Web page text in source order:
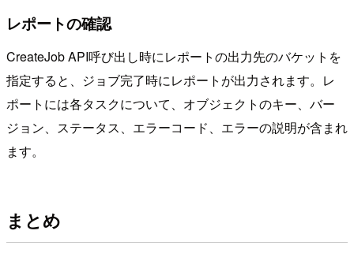
レポートの確認
CreateJob API呼び出し時にレポートの出力先のバケットを
指定すると、ジョブ完了時にレポートが出力されます。レ
ポートには各タスクについて、オブジェクトのキー、バー
ジョン、ステータス、エラーコード、エラーの説明が含まれ
ます。
まとめ